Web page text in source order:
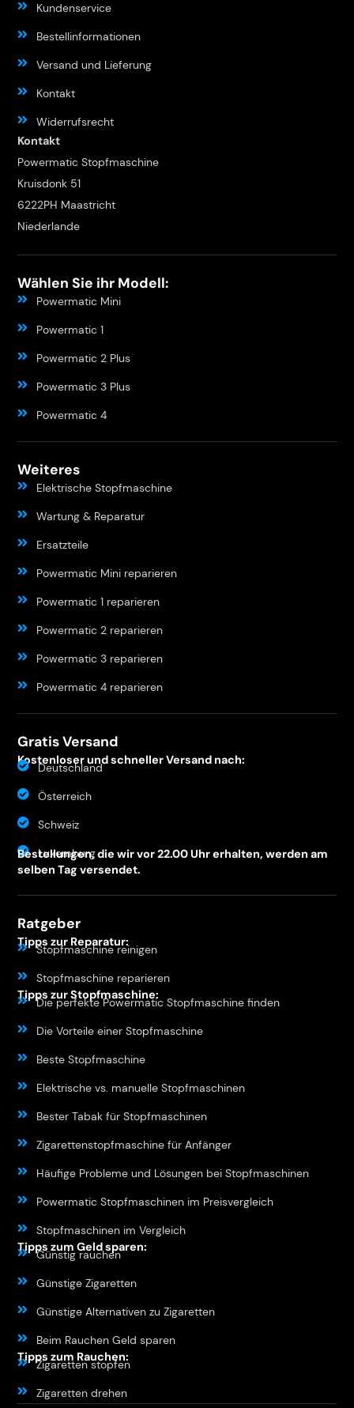
Kundenservice
Bestellinformationen
Versand und Lieferung
Kontakt
Widerrufsrecht
Kontakt
Powermatic Stopfmaschine
Kruisdonk 51
6222PH Maastricht
Niederlande
Wählen Sie ihr Modell:
Powermatic Mini
Powermatic 1
Powermatic 2 Plus
Powermatic 3 Plus
Powermatic 4
Weiteres
Elektrische Stopfmaschine
Wartung & Reparatur
Ersatzteile
Powermatic Mini reparieren
Powermatic 1 reparieren
Powermatic 2 reparieren
Powermatic 3 reparieren
Powermatic 4 reparieren
Gratis Versand
Kostenloser und schneller Versand nach:
Deutschland
Österreich
Schweiz
Luxemburg
Bestellungen, die wir vor 22.00 Uhr erhalten, werden am
selben Tag versendet.
Ratgeber
Tipps zur Reparatur:
Stopfmaschine reinigen
Stopfmaschine reparieren
Tipps zur Stopfmaschine:
Die perfekte Powermatic Stopfmaschine finden
Die Vorteile einer Stopfmaschine
Beste Stopfmaschine
Elektrische vs. manuelle Stopfmaschinen
Bester Tabak für Stopfmaschinen
Zigarettenstopfmaschine für Anfänger
Häufige Probleme und Lösungen bei Stopfmaschinen
Powermatic Stopfmaschinen im Preisvergleich
Stopfmaschinen im Vergleich
Tipps zum Geld sparen:
Günstig rauchen
Günstige Zigaretten
Günstige Alternativen zu Zigaretten
Beim Rauchen Geld sparen
Tipps zum Rauchen:
Zigaretten stopfen
Zigaretten drehen